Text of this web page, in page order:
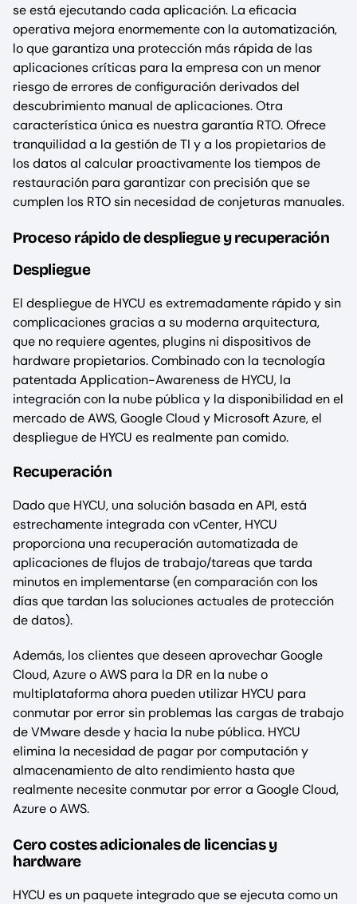
se está ejecutando cada aplicación. La eficacia
operativa mejora enormemente con la automatización,
lo que garantiza una protección más rápida de las
aplicaciones críticas para la empresa con un menor
riesgo de errores de configuración derivados del
descubrimiento manual de aplicaciones. Otra
característica única es nuestra garantía RTO. Ofrece
tranquilidad a la gestión de TI y a los propietarios de
los datos al calcular proactivamente los tiempos de
restauración para garantizar con precisión que se
cumplen los RTO sin necesidad de conjeturas manuales.
Proceso rápido de despliegue y recuperación
Despliegue
El despliegue de HYCU es extremadamente rápido y sin
complicaciones gracias a su moderna arquitectura,
que no requiere agentes, plugins ni dispositivos de
hardware propietarios. Combinado con la tecnología
patentada Application-Awareness de HYCU, la
integración con la nube pública y la disponibilidad en el
mercado de AWS, Google Cloud y Microsoft Azure, el
despliegue de HYCU es realmente pan comido.
Recuperación
Dado que HYCU, una solución basada en API, está
estrechamente integrada con vCenter, HYCU
proporciona una recuperación automatizada de
aplicaciones de flujos de trabajo/tareas que tarda
minutos en implementarse (en comparación con los
días que tardan las soluciones actuales de protección
de datos).
Además, los clientes que deseen aprovechar Google
Cloud, Azure o AWS para la DR en la nube o
multiplataforma ahora pueden utilizar HYCU para
conmutar por error sin problemas las cargas de trabajo
de VMware desde y hacia la nube pública. HYCU
elimina la necesidad de pagar por computación y
almacenamiento de alto rendimiento hasta que
realmente necesite conmutar por error a Google Cloud,
Azure o AWS.
Cero costes adicionales de licencias y
hardware
HYCU es un paquete integrado que se ejecuta como un